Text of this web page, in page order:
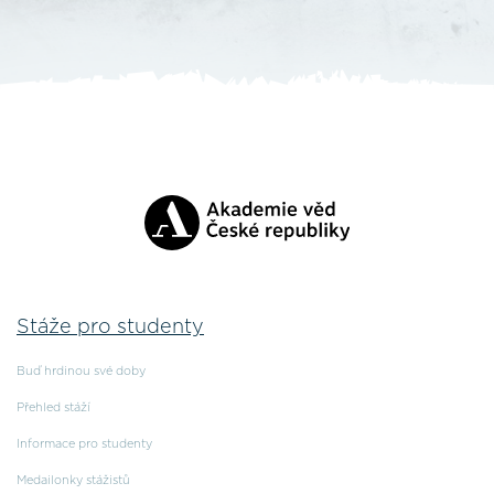
Stáže pro studenty
Buď hrdinou své doby
Přehled stáží
Informace pro studenty
Medailonky stážistů